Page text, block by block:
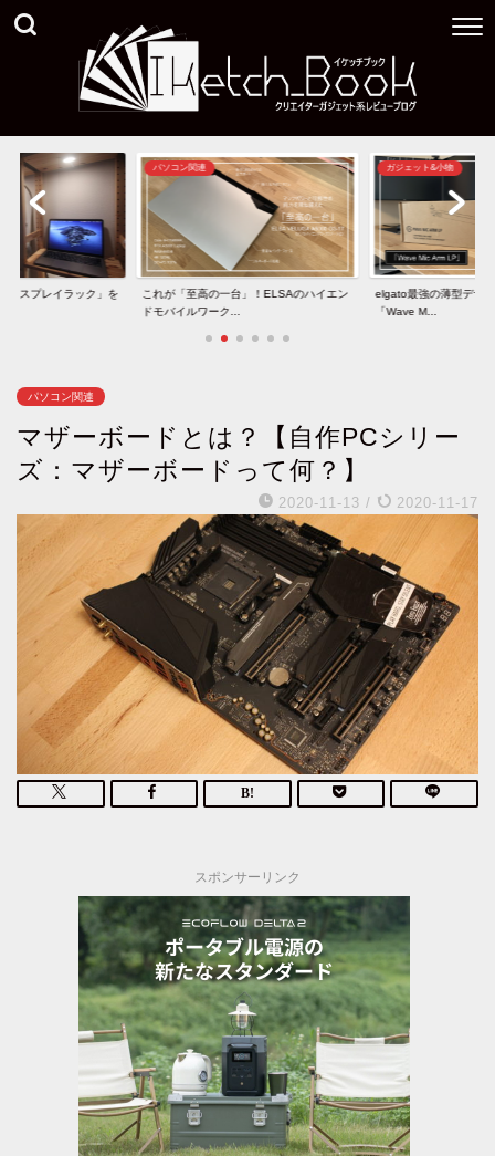
」！ELSAのハイエン
ガジェット&小物
elgato最強の薄型デザインマイクアーム
「Wave M...
ガジェット&小物
40インチ型5K2Kモニ
と「U40...
パソコン関連
マザーボードとは？【自作PCシリー
ズ：マザーボードって何？】
2020-11-13 / 2020-11-17
スポンサーリンク